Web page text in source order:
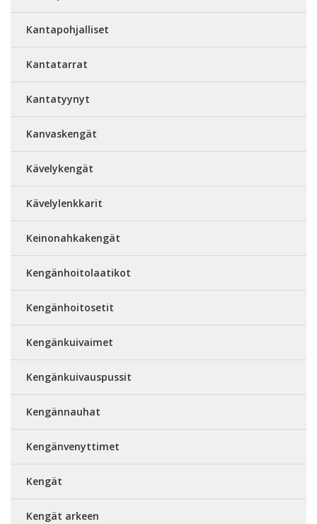
Kantapohjalliset
Kantatarrat
Kantatyynyt
Kanvaskengät
Kävelykengät
Kävelylenkkarit
Keinonahkakengät
Kengänhoitolaatikot
Kengänhoitosetit
Kengänkuivaimet
Kengänkuivauspussit
Kengännauhat
Kengänvenyttimet
Kengät
Kengät arkeen